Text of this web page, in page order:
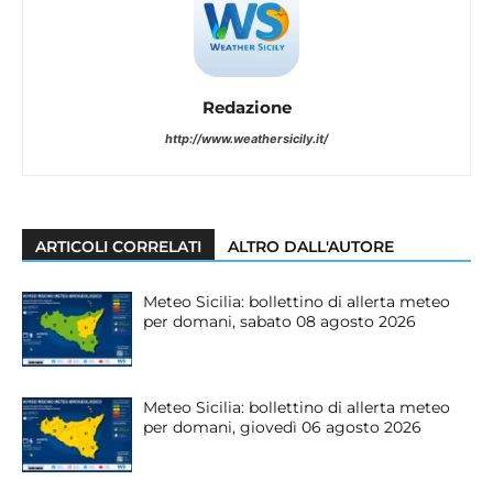
Redazione
http://www.weathersicily.it/
ARTICOLI CORRELATI ALTRO DALL'AUTORE
Meteo Sicilia: bollettino di allerta meteo
per domani, sabato 08 agosto 2026
Meteo Sicilia: bollettino di allerta meteo
per domani, giovedì 06 agosto 2026